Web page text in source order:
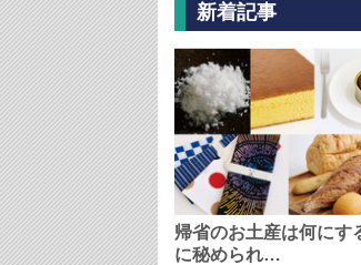
新着記事
帰省のお土産は何にす
に秘められ…